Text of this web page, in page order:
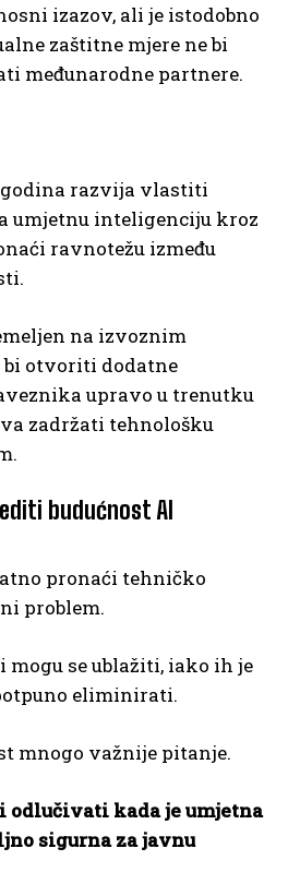
izazov, ali je istodobno
zaštitne mjere ne bi
međunarodne partnere.
razvija vlastiti
umjetnu inteligenciju kroz
ravnotežu između
na izvoznim
otvoriti dodatne
upravo u trenutku
zadržati tehnološku
budućnost AI
pronaći tehničko
problem.
se ublažiti, iako ih je
eliminirati.
mnogo važnije pitanje.
odlučivati kada je umjetna
sigurna za javnu